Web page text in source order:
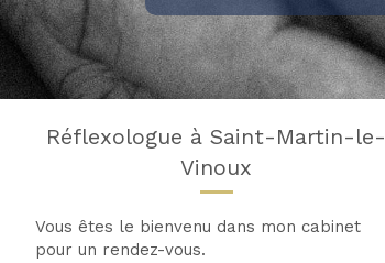
Réflexologue à Saint-Martin-le-
Vinoux
Vous êtes le bienvenu dans mon cabinet
pour un rendez-vous.